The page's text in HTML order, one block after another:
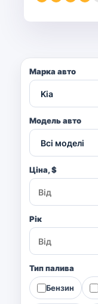
Марка авто
Модель авто
Ціна, $
Рік
Тип палива
Бензин